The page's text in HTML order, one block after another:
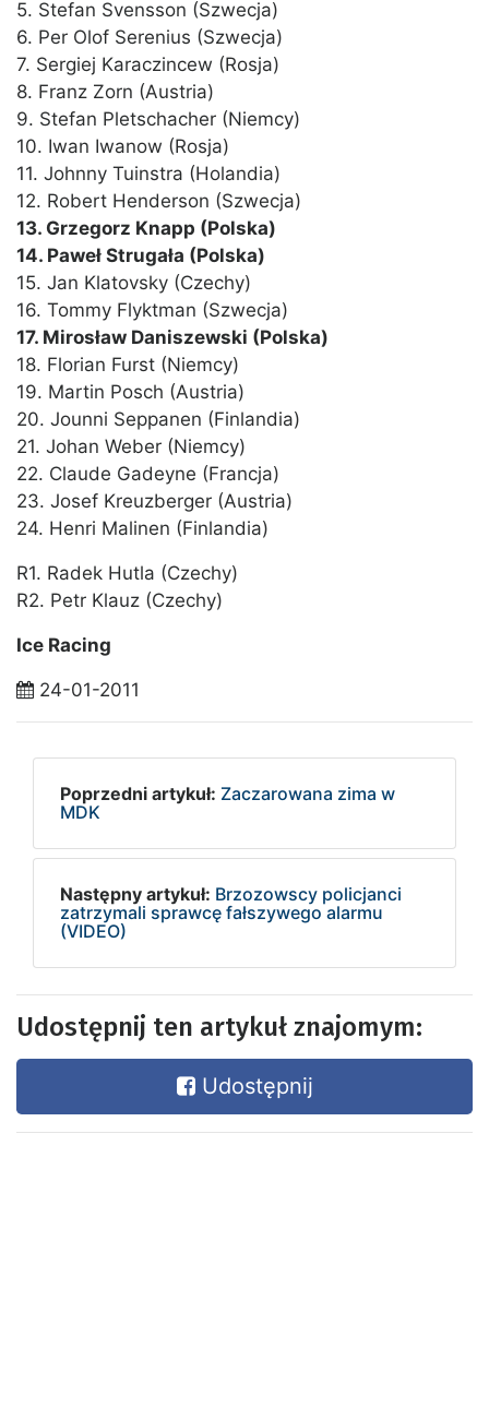
5. Stefan Svensson (Szwecja)
6. Per Olof Serenius (Szwecja)
7. Sergiej Karaczincew (Rosja)
8. Franz Zorn (Austria)
9. Stefan Pletschacher (Niemcy)
10. Iwan Iwanow (Rosja)
11. Johnny Tuinstra (Holandia)
12. Robert Henderson (Szwecja)
13. Grzegorz Knapp (Polska)
14. Paweł Strugała (Polska)
15. Jan Klatovsky (Czechy)
16. Tommy Flyktman (Szwecja)
17. Mirosław Daniszewski (Polska)
18. Florian Furst (Niemcy)
19. Martin Posch (Austria)
20. Jounni Seppanen (Finlandia)
21. Johan Weber (Niemcy)
22. Claude Gadeyne (Francja)
23. Josef Kreuzberger (Austria)
24. Henri Malinen (Finlandia)
R1. Radek Hutla (Czechy)
R2. Petr Klauz (Czechy)
Ice Racing
24-01-2011
Poprzedni artykuł: Zaczarowana zima w
MDK
Następny artykuł: Brzozowscy policjanci
zatrzymali sprawcę fałszywego alarmu
(VIDEO)
Udostępnij ten artykuł znajomym:
Udostępnij